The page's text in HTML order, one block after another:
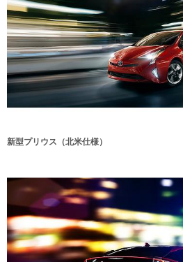
新型プリウス（北米仕様）